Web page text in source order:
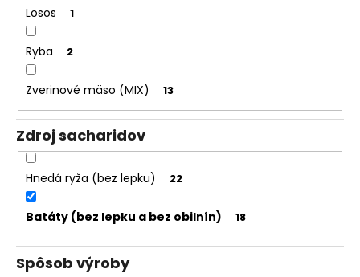
Losos 1
Ryba 2
Zverinové mäso (MIX) 13
Zdroj sacharidov
Hnedá ryža (bez lepku) 22
Batáty (bez lepku a bez obilnín) 18
Spôsob výroby